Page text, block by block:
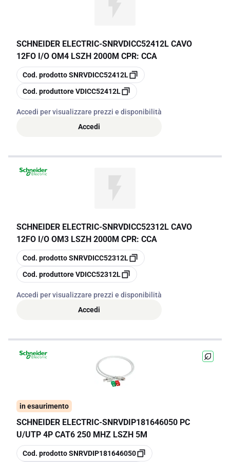
SCHNEIDER ELECTRIC-SNRVDICC52412L CAVO
12FO I/O OM4 LSZH 2000M CPR: CCA
copia
Cod. prodottoSNRVDICC52412L
copia
Cod. produttoreVDICC52412L
Accedi per visualizzare prezzi e disponibilità
Accedi
SCHNEIDER ELECTRIC-SNRVDICC52312L CAVO
12FO I/O OM3 LSZH 2000M CPR: CCA
copia
Cod. prodottoSNRVDICC52312L
copia
Cod. produttoreVDICC52312L
Accedi per visualizzare prezzi e disponibilità
Accedi
in esaurimento
SCHNEIDER ELECTRIC-SNRVDIP181646050 PC
U/UTP 4P CAT6 250 MHZ LSZH 5M
copia
Cod. prodottoSNRVDIP181646050